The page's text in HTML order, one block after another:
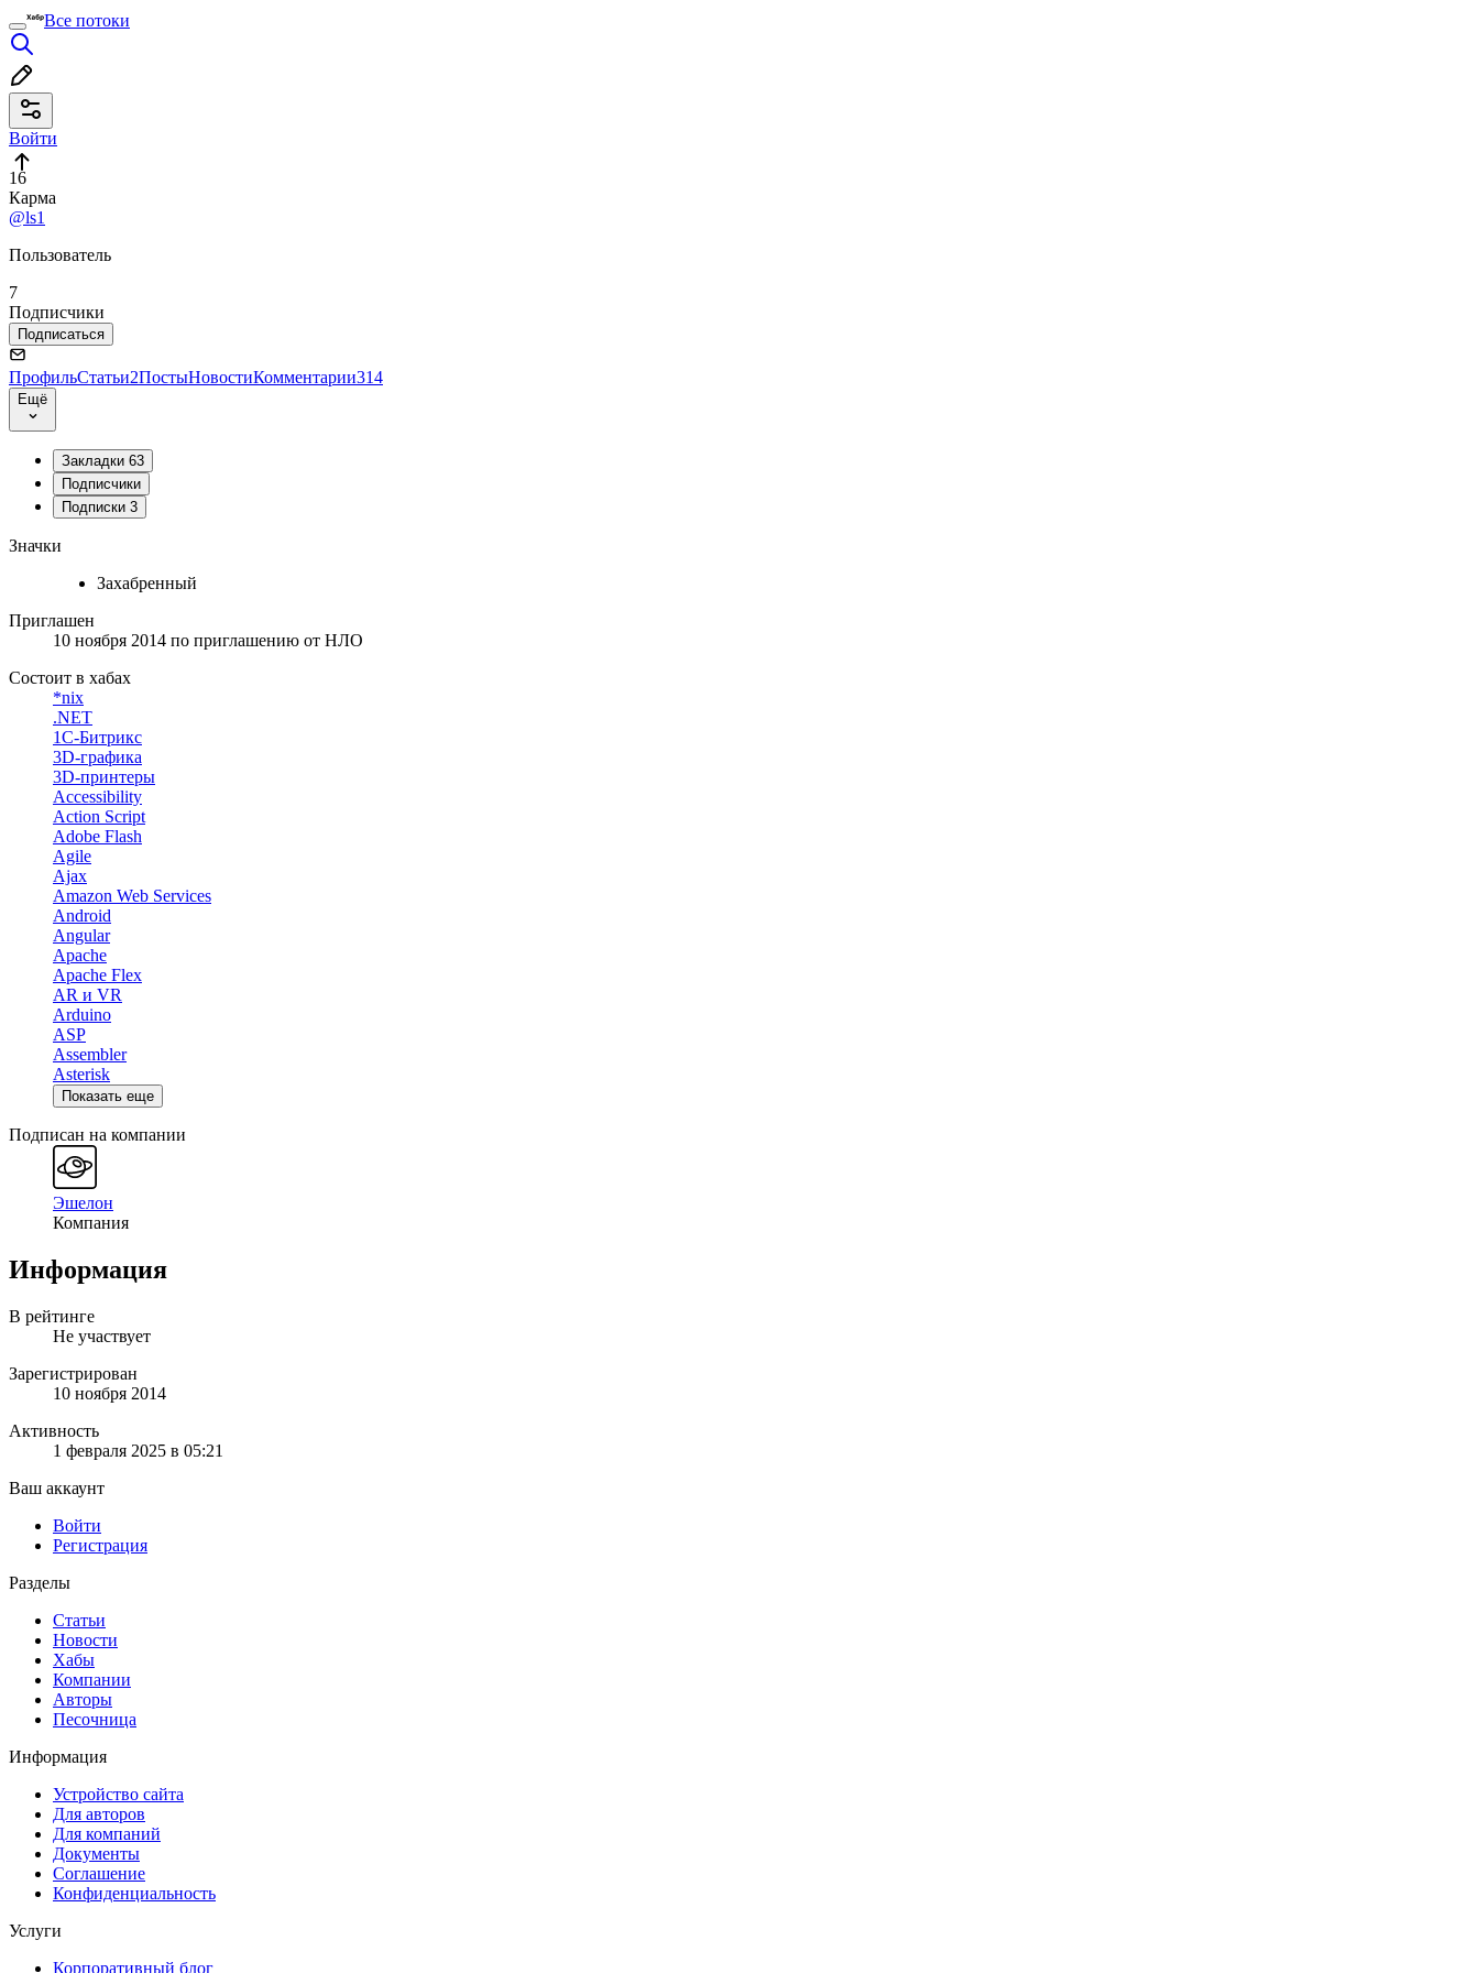
Все потоки
Войти
16
Карма
@ls1
Пользователь
7
Подписчики
Подписаться
ПрофильСтатьи2ПостыНовостиКомментарии314
Ещё
Закладки 63
Подписчики
Подписки 3
Значки
Захабренный
Приглашен
10 ноября 2014 по приглашению от НЛО
Состоит в хабах
*nix
.NET
1С-Битрикс
3D-графика
3D-принтеры
Accessibility
Action Script
Adobe Flash
Agile
Ajax
Amazon Web Services
Android
Angular
Apache
Apache Flex
AR и VR
Arduino
ASP
Assembler
Asterisk
Показать еще
Подписан на компании
Эшелон
Компания
Информация
В рейтинге
Не участвует
Зарегистрирован
10 ноября 2014
Активность
1 февраля 2025 в 05:21
Ваш аккаунт
Войти
Регистрация
Разделы
Статьи
Новости
Хабы
Компании
Авторы
Песочница
Информация
Устройство сайта
Для авторов
Для компаний
Документы
Соглашение
Конфиденциальность
Услуги
Корпоративный блог